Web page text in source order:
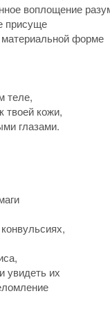
воплощение
присуще
форме
теле,
твоей кожи,
глазами.
увидеть их